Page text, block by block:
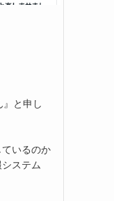
と申し
いるのか
ステム